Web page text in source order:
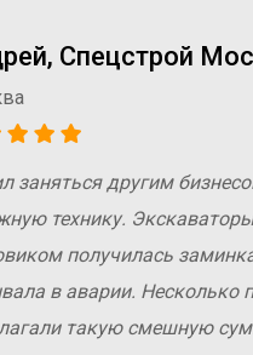
Спецстрой
заняться другим
технику.
получилась
в аварии. Несколько
такую смешную